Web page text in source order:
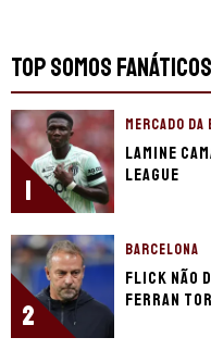
TOP SOMOS FANÁTICOS
1
MERCADO DA
Lamine
League
2
BARCELONA
Flick não
Ferran